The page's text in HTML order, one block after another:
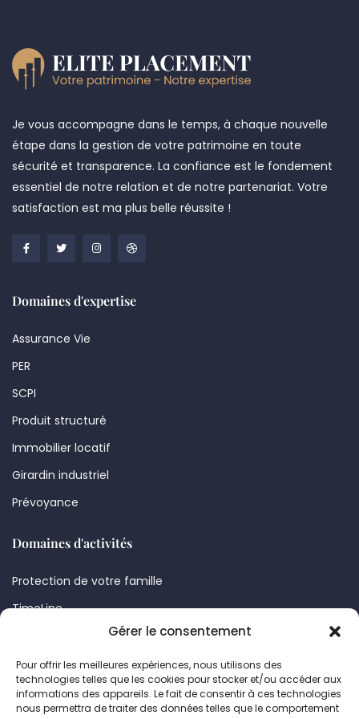
Gérer le consentement
Pour offrir les meilleures expériences, nous utilisons des
technologies telles que les cookies pour stocker et/ou accéder aux
informations des appareils. Le fait de consentir à ces technologies
nous permettra de traiter des données telles que le comportement
Je vous accompagne dans le temps, à chaque nouvelle
étape dans la gestion de votre patrimoine en toute
sécurité et transparence. La confiance est le fondement
essentiel de notre relation et de notre partenariat. Votre
satisfaction est ma plus belle réussite !
Domaines d'expertise
Assurance Vie
PER
SCPI
Produit structuré
Immobilier locatif
Girardin industriel
Prévoyance
Domaines d'activités
Protection de votre famille
TimeLine
Préparer et anticiper votre succession
Optimiser votre patrimoine
Préparer sa retraite